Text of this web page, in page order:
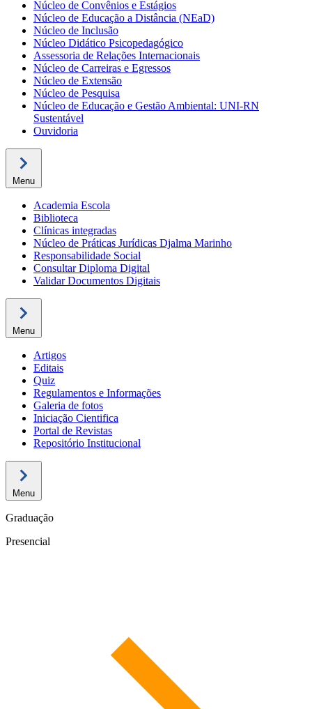
Núcleo de Convênios e Estágios
Núcleo de Educação a Distância (NEaD)
Núcleo de Inclusão
Núcleo Didático Psicopedagógico
Assessoria de Relações Internacionais
Núcleo de Carreiras e Egressos
Núcleo de Extensão
Núcleo de Pesquisa
Núcleo de Educação e Gestão Ambiental: UNI-RN
Sustentável
Ouvidoria
Menu
Academia Escola
Biblioteca
Clínicas integradas
Núcleo de Práticas Jurídicas Djalma Marinho
Responsabilidade Social
Consultar Diploma Digital
Validar Documentos Digitais
Menu
Artigos
Editais
Quiz
Regulamentos e Informações
Galeria de fotos
Iniciação Cientifica
Portal de Revistas
Repositório Institucional
Menu
Graduação
Presencial